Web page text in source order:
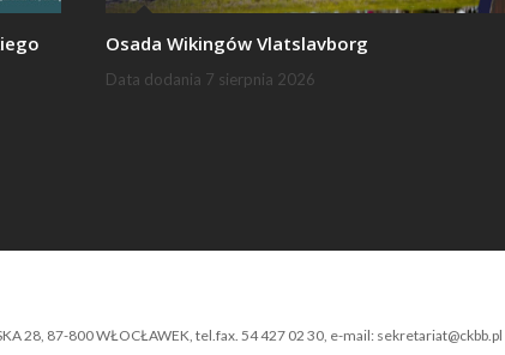
Osada Wikingów Vlatslavborg
Data dodania 7 sierpnia 2026
28, 87-800 WŁOCŁAWEK, tel.fax. 54 427 02 30, e-mail: sekretariat@ckbb.pl